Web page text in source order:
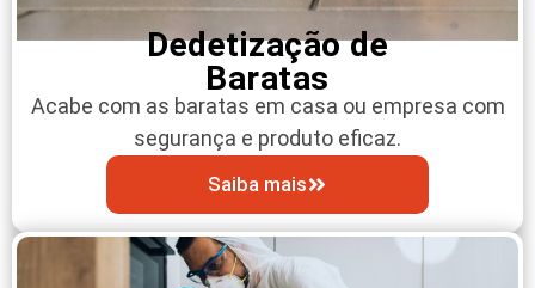
Dedetização de
Baratas
Acabe com as baratas em casa ou empresa com
segurança e produto eficaz.
Saiba mais